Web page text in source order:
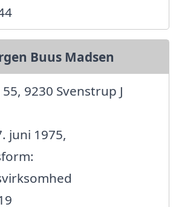
Buus Madsen
9230 Svenstrup J
juni 1975,